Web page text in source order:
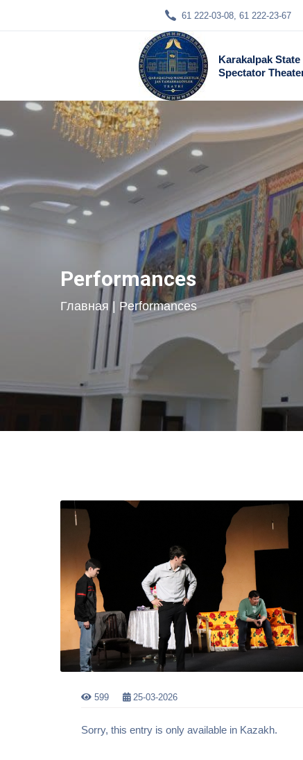
61 222-03-08, 61 222-23-67
Karakalpak State
Spectator
Performances
Главная | Performances
599 25-03-2026
Sorry, this entry is only available in Kazakh.